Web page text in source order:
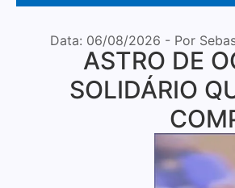
Data: 06/08/2026 - Por
ASTRO DE
SOLIDÁRIO